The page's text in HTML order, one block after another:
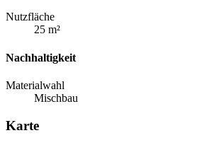
Nutzfläche
25 m²
Nachhaltigkeit
Materialwahl
Mischbau
Karte